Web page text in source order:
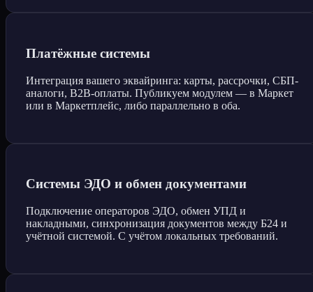
Платёжные системы
Интеграция вашего эквайринга: карты, рассрочки, СБП-
аналоги, B2B-оплаты. Публикуем модулем — в Маркет
или в Маркетплейс, либо параллельно в оба.
Системы ЭДО и обмен документами
Подключение операторов ЭДО, обмен УПД и
накладными, синхронизация документов между Б24 и
учётной системой. С учётом локальных требований.